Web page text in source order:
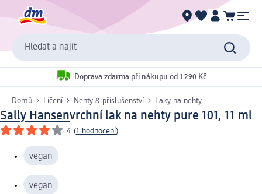
Hledat a najít
Doprava zdarma při nákupu od 1 290 Kč
Domů Líčení Nehty & příslušenství Laky na nehty
Sally Hansenvrchní lak na nehty pure 101, 11 ml
4 (1 hodnocení)
vegan
vegan